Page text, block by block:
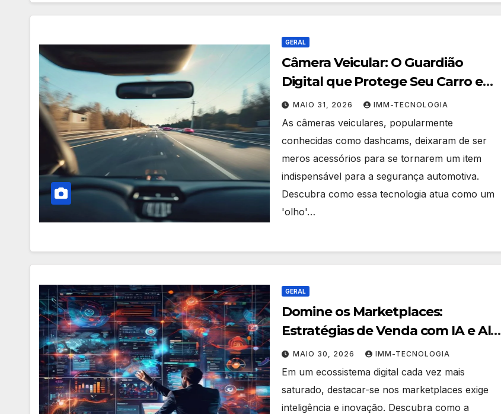
GERAL
Câmera Veicular: O Guardião
Digital que Protege Seu Carro e
Seus Direitos no Trânsito
MAIO 31, 2026 IMM-TECNOLOGIA
As câmeras veiculares, popularmente
conhecidas como dashcams, deixaram de ser
meros acessórios para se tornarem um item
indispensável para a segurança automotiva.
Descubra como essa tecnologia atua como um
'olho'…
GERAL
Domine os Marketplaces:
Estratégias de Venda com IA e Alta
Performance
MAIO 30, 2026 IMM-TECNOLOGIA
Em um ecossistema digital cada vez mais
saturado, destacar-se nos marketplaces exige
inteligência e inovação. Descubra como a